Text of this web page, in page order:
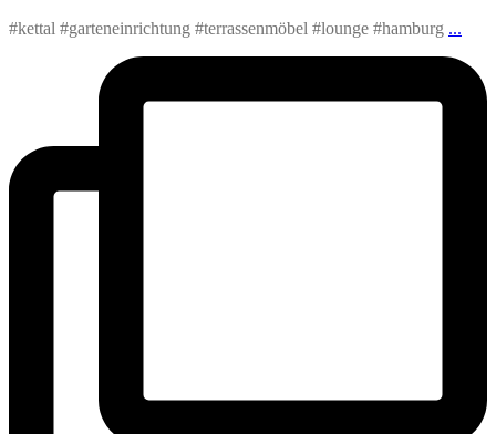
#kettal #garteneinrichtung #terrassenmöbel #lounge #hamburg ...